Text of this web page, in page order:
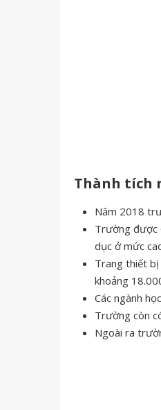
Thành tích
Năm 2018
Trường được
dục ở mức
Trang thiết bị
khoảng
Các ngành
Trường còn
Ngoài ra